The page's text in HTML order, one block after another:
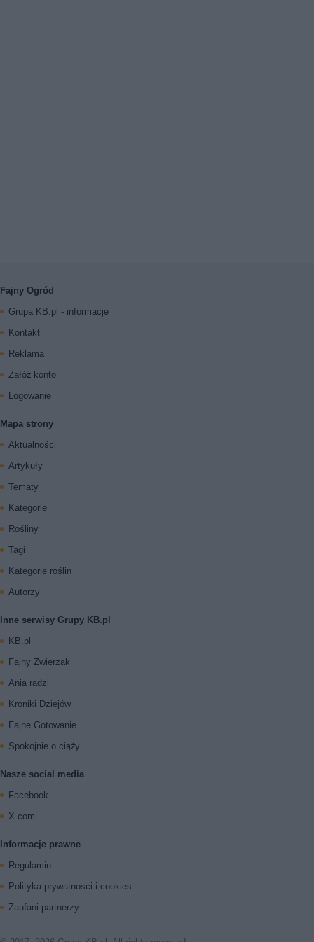
Fajny Ogród
Grupa KB.pl - informacje
Kontakt
Reklama
Załóż konto
Logowanie
Mapa strony
Aktualności
Artykuły
Tematy
Kategorie
Rośliny
Tagi
Kategorie roślin
Autorzy
Inne serwisy Grupy KB.pl
KB.pl
Fajny Zwierzak
Ania radzi
Kroniki Dziejów
Fajne Gotowanie
Spokojnie o ciąży
Nasze social media
Facebook
X.com
Informacje prawne
Regulamin
Polityka prywatnosci i cookies
Zaufani partnerzy